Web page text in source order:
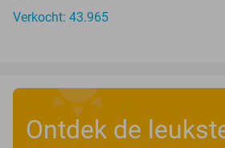
Verkocht: 43.965
Ontdek de